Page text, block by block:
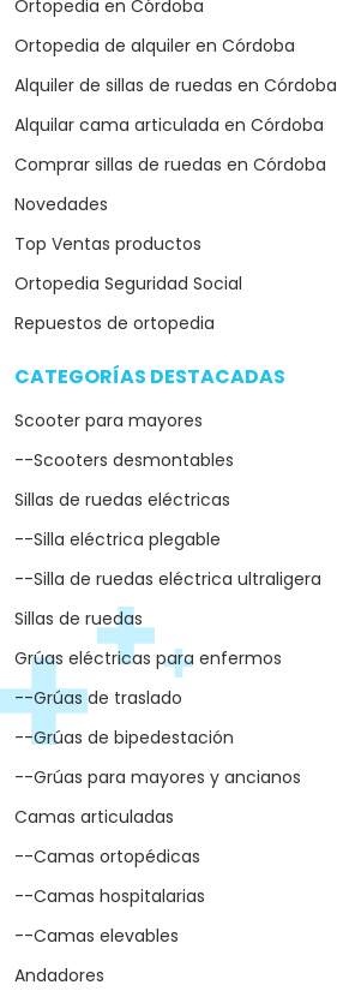
Ortopedia en Córdoba
Ortopedia de alquiler en Córdoba
Alquiler de sillas de ruedas en Córdoba
Alquilar cama articulada en Córdoba
Comprar sillas de ruedas en Córdoba
Novedades
Top Ventas productos
Ortopedia Seguridad Social
Repuestos de ortopedia
CATEGORÍAS DESTACADAS
Scooter para mayores
--Scooters desmontables
Sillas de ruedas eléctricas
--Silla eléctrica plegable
--Silla de ruedas eléctrica ultraligera
Sillas de ruedas
Grúas eléctricas para enfermos
--Grúas de traslado
--Grúas de bipedestación
--Grúas para mayores y ancianos
Camas articuladas
--Camas ortopédicas
--Camas hospitalarias
--Camas elevables
Andadores